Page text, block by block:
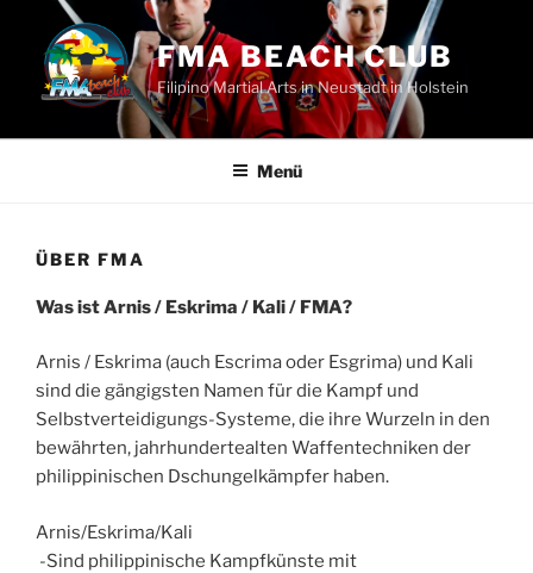
springen
FMA BEACH CLUB
Filipino Martial Arts in Neustadt in Holstein
Menü
ÜBER FMA
Was ist Arnis / Eskrima / Kali / FMA?
Arnis / Eskrima (auch Escrima oder Esgrima) und Kali
sind die gängigsten Namen für die Kampf und
Selbstverteidigungs-Systeme, die ihre Wurzeln in den
bewährten, jahrhundertealten Waffentechniken der
philippinischen Dschungelkämpfer haben.
Arnis/Eskrima/Kali
-Sind philippinische Kampfkünste mit